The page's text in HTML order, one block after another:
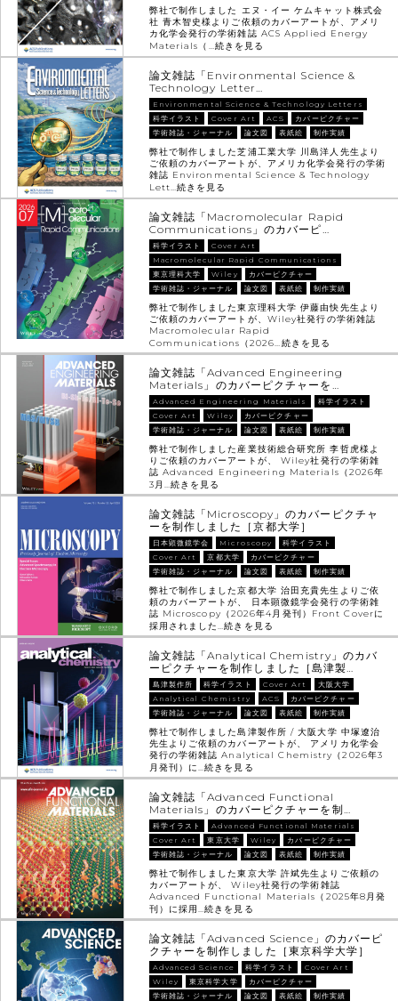
弊社で制作しました エヌ・イー ケムキャット株式会
社 青木智史様よりご依頼のカバーアートが、アメリ
カ化学会発行の学術雑誌 ACS Applied Energy
Materials（…続きを見る
論文雑誌「Environmental Science &
Technology Letter…
Environmental Science & Technology Letters
科学イラスト
Cover Art ACS
カバーピクチャー
学術雑誌・ジャーナル
論文図 表紙絵 制作実績
弊社で制作しました芝浦工業大学 川島洋人先生より
ご依頼のカバーアートが、アメリカ化学会発行の学術
雑誌 Environmental Science & Technology
Lett…続きを見る
論文雑誌「Macromolecular Rapid
Communications」のカバーピ…
科学イラスト
Cover Art
Macromolecular Rapid Communications
東京理科大学
Wiley
カバーピクチャー
学術雑誌・ジャーナル
論文図 表紙絵 制作実績
弊社で制作しました東京理科大学 伊藤由快先生より
ご依頼のカバーアートが、Wiley社発行の学術雑誌
Macromolecular Rapid
Communications（2026…続きを見る
論文雑誌「Advanced Engineering
Materials」のカバーピクチャーを…
Advanced Engineering Materials
科学イラスト
Cover Art
Wiley
カバーピクチャー
学術雑誌・ジャーナル
論文図 表紙絵 制作実績
弊社で制作しました産業技術総合研究所 李哲虎様よ
りご依頼のカバーアートが、 Wiley社発行の学術雑
誌 Advanced Engineering Materials（2026年
3月…続きを見る
論文雑誌「Microscopy」のカバーピクチャ
ーを制作しました［京都大学］
日本顕微鏡学会 Microscopy
科学イラスト
Cover Art
京都大学
カバーピクチャー
学術雑誌・ジャーナル
論文図 表紙絵 制作実績
弊社で制作しました京都大学 治田充貴先生よりご依
頼のカバーアートが、 日本顕微鏡学会発行の学術雑
誌 Microscopy（2026年4月発刊）Front Coverに
採用されました…続きを見る
論文雑誌「Analytical Chemistry」のカバ
ーピクチャーを制作しました［島津製…
島津製作所 科学イラスト Cover Art
大阪大学
Analytical Chemistry
ACS
カバーピクチャー
学術雑誌・ジャーナル
論文図 表紙絵 制作実績
弊社で制作しました島津製作所 / 大阪大学 中塚遼治
先生よりご依頼のカバーアートが、 アメリカ化学会
発行の学術雑誌 Analytical Chemistry（2026年3
月発刊）に…続きを見る
論文雑誌「Advanced Functional
Materials」のカバーピクチャーを制…
科学イラスト
Advanced Functional Materials
Cover Art
東京大学 Wiley
カバーピクチャー
学術雑誌・ジャーナル
論文図 表紙絵 制作実績
弊社で制作しました東京大学 許斌先生よりご依頼の
カバーアートが、 Wiley社発行の学術雑誌
Advanced Functional Materials（2025年8月発
刊）に採用…続きを見る
論文雑誌「Advanced Science」のカバーピ
クチャーを制作しました［東京科学大学］
Advanced Science 科学イラスト
Cover Art
Wiley
東京科学大学
カバーピクチャー
学術雑誌・ジャーナル
論文図 表紙絵 制作実績